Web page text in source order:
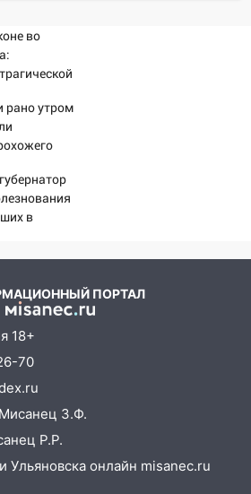
ураганный ветер
районного дома
дерева на
попал на видео
водителей
пробки на старом
во время
у 26-летнего парня
ночь и ветреный
в Ульяновске 10
ураган,
деревья
во
08/2026
рано утром
в
ПОРТАЛ
18+
70
З.Ф.
Р.Р.
Ульяновска онлайн misanec.ru